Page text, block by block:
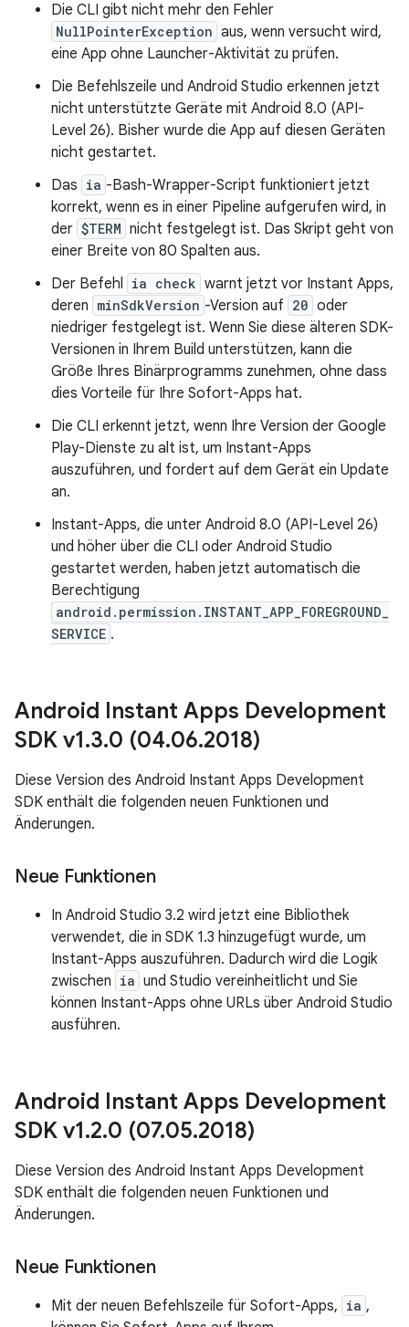
Die CLI gibt nicht mehr den Fehler
NullPointerException aus, wenn versucht wird,
eine App ohne Launcher-Aktivität zu prüfen.
Die Befehlszeile und Android Studio erkennen jetzt
nicht unterstützte Geräte mit Android 8.0 (API-
Level 26). Bisher wurde die App auf diesen Geräten
nicht gestartet.
Das ia -Bash-Wrapper-Script funktioniert jetzt
korrekt, wenn es in einer Pipeline aufgerufen wird, in
der $TERM nicht festgelegt ist. Das Skript geht von
einer Breite von 80 Spalten aus.
Der Befehl ia check warnt jetzt vor Instant Apps,
deren minSdkVersion -Version auf 20 oder
niedriger festgelegt ist. Wenn Sie diese älteren SDK-
Versionen in Ihrem Build unterstützen, kann die
Größe Ihres Binärprogramms zunehmen, ohne dass
dies Vorteile für Ihre Sofort-Apps hat.
Die CLI erkennt jetzt, wenn Ihre Version der Google
Play-Dienste zu alt ist, um Instant-Apps
auszuführen, und fordert auf dem Gerät ein Update
an.
Instant-Apps, die unter Android 8.0 (API-Level 26)
und höher über die CLI oder Android Studio
gestartet werden, haben jetzt automatisch die
Berechtigung
android.permission.INSTANT_APP_FOREGROUND_
SERVICE .
Android Instant Apps Development
SDK v1.3.0 (04.06.2018)
Diese Version des Android Instant Apps Development
SDK enthält die folgenden neuen Funktionen und
Änderungen.
Neue Funktionen
In Android Studio 3.2 wird jetzt eine Bibliothek
verwendet, die in SDK 1.3 hinzugefügt wurde, um
Instant-Apps auszuführen. Dadurch wird die Logik
zwischen ia und Studio vereinheitlicht und Sie
können Instant-Apps ohne URLs über Android Studio
ausführen.
Android Instant Apps Development
SDK v1.2.0 (07.05.2018)
Diese Version des Android Instant Apps Development
SDK enthält die folgenden neuen Funktionen und
Änderungen.
Neue Funktionen
Mit der neuen Befehlszeile für Sofort-Apps, ia ,